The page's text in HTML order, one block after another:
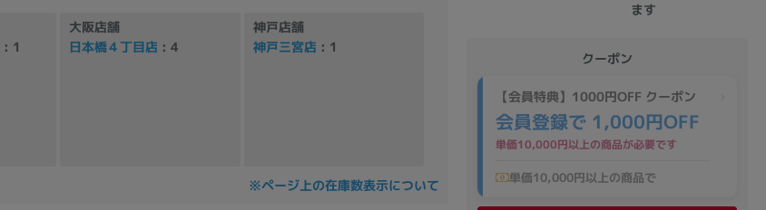
ます
クーポン
【会員特典】1000円OFF クーポン
会員登録で 1,000円OFF
単価10,000円以上の商品が必要です
単価10,000円以上の商品で
: 1
大阪店舗
日本橋４丁目店 : 4
神戸店舗
神戸三宮店 : 1
※ページ上の在庫数表示について
CPU
CPUの絞り込み
Ryzen 5